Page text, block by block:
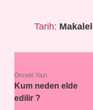
Tarih:
Önceki Yazı
Kum neden elde
edilir ?